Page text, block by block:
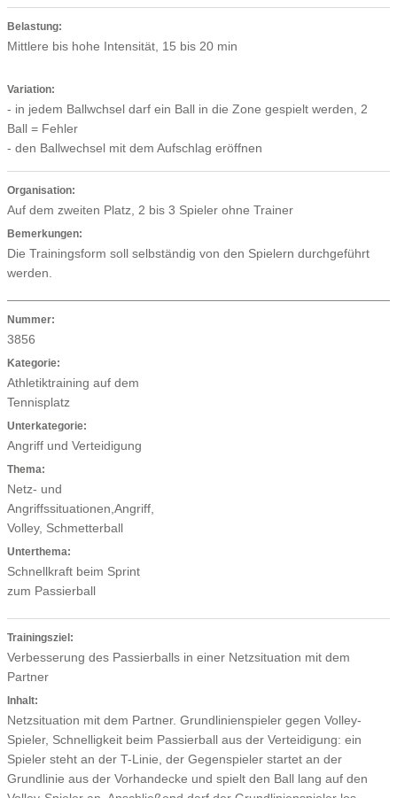
Belastung:
Mittlere bis hohe Intensität, 15 bis 20 min
Variation:
- in jedem Ballwchsel darf ein Ball in die Zone gespielt werden, 2
Ball = Fehler
- den Ballwechsel mit dem Aufschlag eröffnen
Organisation:
Auf dem zweiten Platz, 2 bis 3 Spieler ohne Trainer
Bemerkungen:
Die Trainingsform soll selbständig von den Spielern durchgeführt
werden.
Nummer:
3856
Kategorie:
Athletiktraining auf dem
Tennisplatz
Unterkategorie:
Angriff und Verteidigung
Thema:
Netz- und
Angriffssituationen,Angriff,
Volley, Schmetterball
Unterthema:
Schnellkraft beim Sprint
zum Passierball
Trainingsziel:
Verbesserung des Passierballs in einer Netzsituation mit dem
Partner
Inhalt:
Netzsituation mit dem Partner. Grundlinienspieler gegen Volley-
Spieler, Schnelligkeit beim Passierball aus der Verteidigung: ein
Spieler steht an der T-Linie, der Gegenspieler startet an der
Grundlinie aus der Vorhandecke und spielt den Ball lang auf den